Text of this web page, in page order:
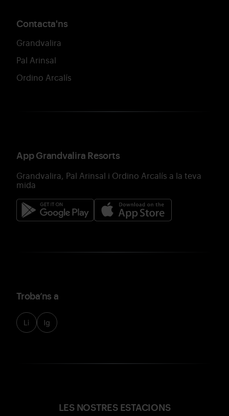
Contacta'ns
Grandvalira
Pal Arinsal
Ordino Arcalís
App Grandvalira Resorts
Grandvalira, Pal Arinsal i Ordino Arcalís a la teva
mida
Troba’ns a
LES NOSTRES ESTACIONS